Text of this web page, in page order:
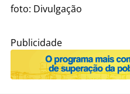
foto: Divulgação
Publicidade